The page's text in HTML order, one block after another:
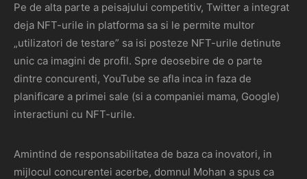
Pe de alta parte a peisajului competitiv, Twitter a integrat
deja NFT-urile in platforma sa si le permite multor
„utilizatori de testare” sa isi posteze NFT-urile detinute
unic ca imagini de profil. Spre deosebire de o parte
dintre concurenti, YouTube se afla inca in faza de
planificare a primei sale (si a companiei mama, Google)
interactiuni cu NFT-urile.
Amintind de responsabilitatea de baza ca inovatori, in
mijlocul concurentei acerbe, domnul Mohan a spus ca